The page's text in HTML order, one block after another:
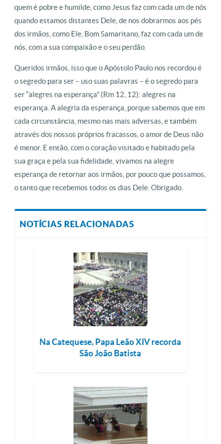
quem é pobre e humilde, como Jesus faz com cada um de nós
quando estamos distantes Dele, de nos dobrarmos aos pés
dos irmãos, como Ele, Bom Samaritano, faz com cada um de
nós, com a sua compaixão e o seu perdão.
Queridos irmãos, isso que o Apóstolo Paulo nos recordou é
o segredo para ser – uso suas palavras – é o segredo para
ser “alegres na esperança” (Rm 12, 12): alegres na
esperança. A alegria da esperança, porque sabemos que em
cada circunstância, mesmo nas mais adversas, e também
através dos nossos próprios fracassos, o amor de Deus não
é menor. E então, com o coração visitado e habitado pela
sua graça e pela sua fidelidade, vivamos na alegre
esperança de retornar aos irmãos, por pouco que possamos,
o tanto que recebemos todos os dias Dele. Obrigado.
NOTÍCIAS RELACIONADAS
Na Catequese, Papa Leão XIV recorda
São João Batista